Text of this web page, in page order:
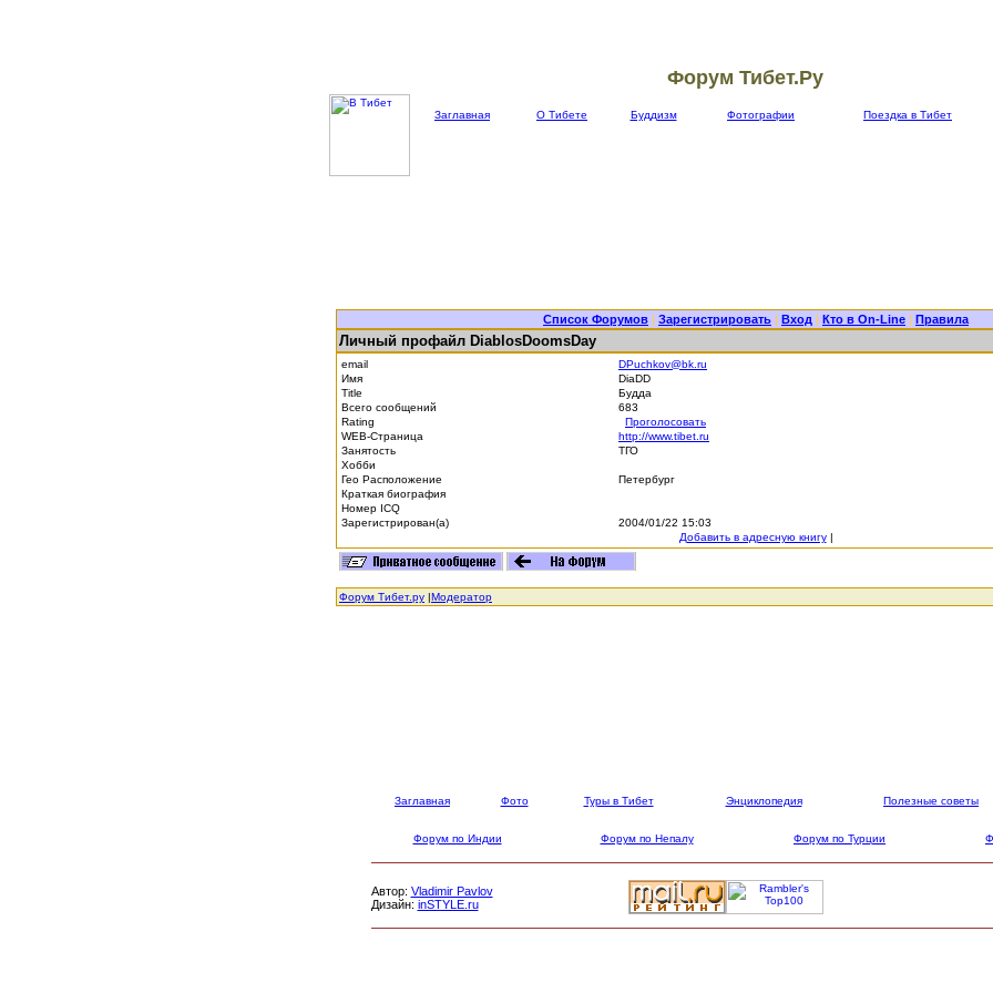
Форум Тибет.Ру
Заглавная О Тибете Буддизм Фотографии Поездка в Тибет
Список Форумов | Зарегистрировать | Вход | Кто в On-Line | Правила
Личный профайл DiablosDoomsDay
email
DPuchkov@bk.ru
Имя
DiaDD
Title
Будда
Всего сообщений
683
Rating
Проголосовать
WEB-Страница
http://www.tibet.ru
Занятость
ТГО
Хобби
Гео Расположение
Петербург
Краткая биография
Номер ICQ
Зарегистрирован(а)
2004/01/22 15:03
Добавить в адресную книгу|
Форум Тибет.ру |Модератор
Заглавная Фото Туры в Тибет Энциклопедия Полезные советы
Форум по Индии Форум по Непалу Форум по Турции
Автор: Vladimir Pavlov
Дизайн: inSTYLE.ru